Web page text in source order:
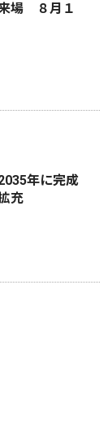
場 ８月１
年に完成
充